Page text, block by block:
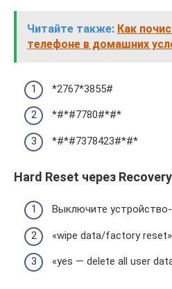
Читайте также: Как
телефоне в домашних
*2767*3855#
*#*#7780#*#*
*#*#7378423#*#*
Hard Reset через Recovery
Выключите
«wipe data/factory reset»
«yes — delete all user